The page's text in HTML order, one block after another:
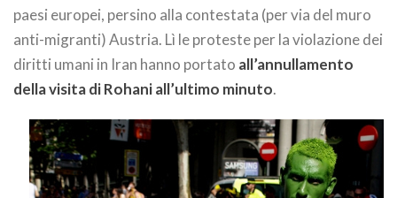
paesi europei, persino alla contestata (per via del muro
anti-migranti) Austria. Lì le proteste per la violazione dei
diritti umani in Iran hanno portato all’annullamento
della visita di Rohani all’ultimo minuto.